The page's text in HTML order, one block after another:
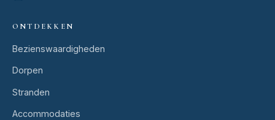
ONTDEKKEN
Bezienswaardigheden
Dorpen
Stranden
Accommodaties